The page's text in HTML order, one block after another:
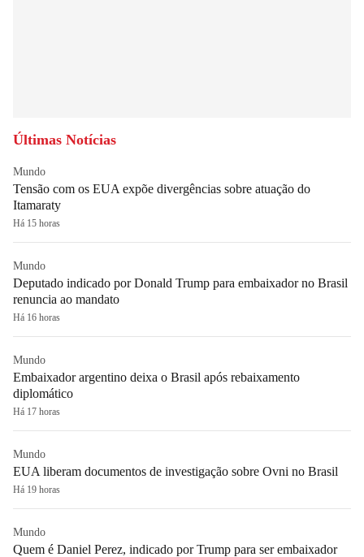
Últimas Notícias
Mundo
Tensão com os EUA expõe divergências sobre atuação do
Itamaraty
Há 15 horas
Mundo
Deputado indicado por Donald Trump para embaixador no Brasil
renuncia ao mandato
Há 16 horas
Mundo
Embaixador argentino deixa o Brasil após rebaixamento
diplomático
Há 17 horas
Mundo
EUA liberam documentos de investigação sobre Ovni no Brasil
Há 19 horas
Mundo
Quem é Daniel Perez, indicado por Trump para ser embaixador